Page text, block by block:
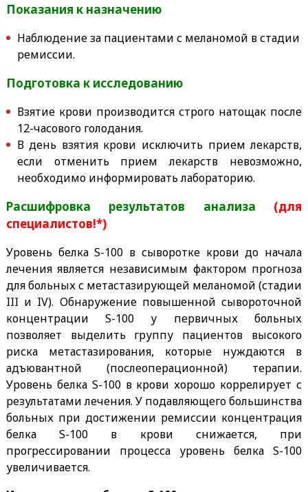
Показания к назначению
Наблюдение за пациентами с меланомой в стадии
ремиссии.
Подготовка к исследованию
Взятие крови производится строго натощак после
12-часового голодания.
В день взятия крови исключить прием лекарств,
если отменить прием лекарств невозможно,
необходимо информировать лабораторию.
Расшифровка результатов анализа (для
специалистов!*)
Уровень белка S-100 в сыворотке крови до начала
лечения является независимым фактором прогноза
для больных с метастазирующей меланомой (стадии
III и IV). Обнаружение повышенной сывороточной
концентрации S-100 у первичных больных
позволяет выделить группу пациентов высокого
риска метастазирования, которые нуждаются в
адъювантной (послеоперационной) терапии.
Уровень белка S-100 в крови хорошо коррелирует с
результатами лечения. У подавляющего большинства
больных при достижении ремиссии концентрация
белка S-100 в крови снижается, при
прогрессировании процесса уровень белка S-100
увеличивается.